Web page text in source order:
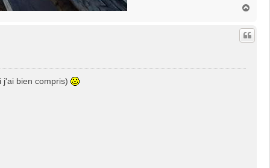
u
j'ai bien compris)